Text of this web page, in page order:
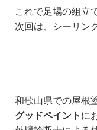
これで足場の組立
次回は、シーリン
和歌山県での屋根
グッドペイントに